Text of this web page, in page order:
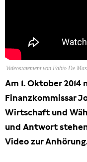
Hamburg
Presse
Videostatement von Fabio De
Am 1. Oktober
Finanzkommissar
Wirtschaft und
und Antwort
Video zur